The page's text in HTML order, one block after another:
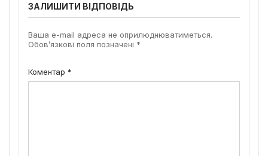
ЗАЛИШИТИ ВІДПОВІДЬ
Ваша e-mail адреса не оприлюднюватиметься.
Обов’язкові поля позначені *
Коментар *